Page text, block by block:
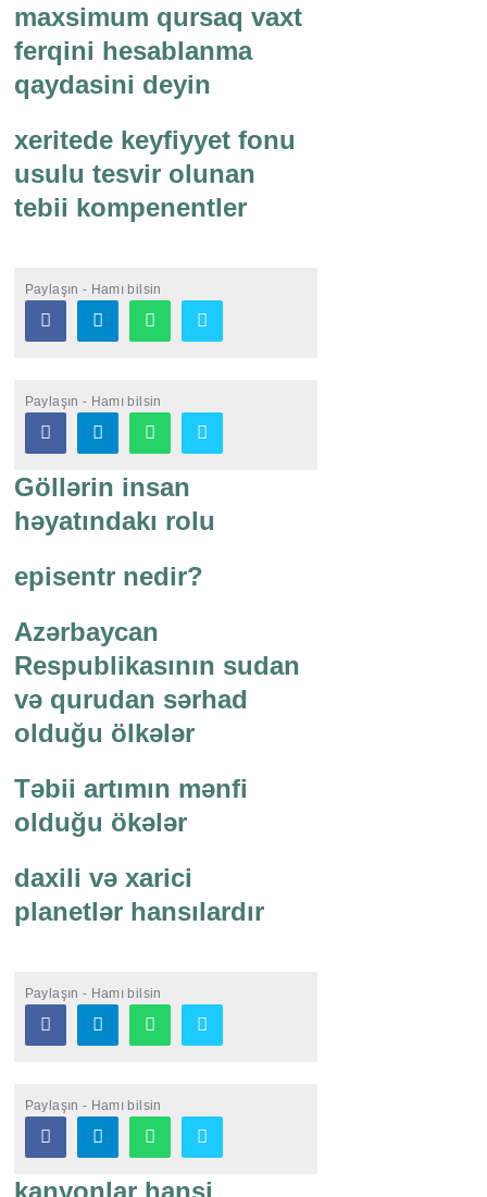
maxsimum qursaq vaxt
ferqini hesablanma
qaydasini deyin
xeritede keyfiyyet fonu
usulu tesvir olunan
tebii kompenentler
Paylaşın - Hamı bilsin
Paylaşın - Hamı bilsin
Göllərin insan
həyatındakı rolu
episentr nedir?
Azərbaycan
Respublikasının sudan
və qurudan sərhad
olduğu ölkələr
Təbii artımın mənfi
olduğu ökələr
daxili və xarici
planetlər hansılardır
Paylaşın - Hamı bilsin
Paylaşın - Hamı bilsin